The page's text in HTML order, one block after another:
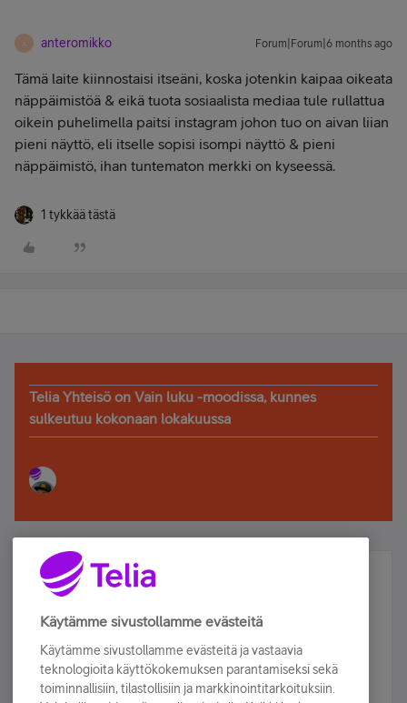
A anteromikko Forum|Forum|6 months ago
Tämä laite kiinnostaisi itseäni, koska jotenkin kaipaa oikeata
näppäimistöä & eikä tuota sosiaalista mediaa tule rullattua
oikein puhelimella paitsi instagram johon tuo on aivan liian
pieni näyttö, eli itselle sopisi isompi näyttö & pieni
näppäimistö, ihan tuntematon merkki on kyseessä.
1 tykkää tästä
Telia Yhteisö on Vain luku -moodissa, kunnes
sulkeutuu kokonaan lokakuussa
Älä jää paitsi – osallistu ja voita!
Tilaa Telian uutiskirje ja olet mukana arvonnassa.
sähköpostiisi.
Käytämme sivustollamme evästeitä
Käytämme sivustollamme evästeitä ja vastaavia
teknologioita käyttökokemuksen parantamiseksi sekä
toiminnallisiin, tilastollisiin ja markkinointitarkoituksiin.